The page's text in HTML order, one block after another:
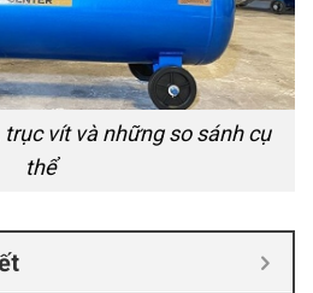
vít và những so sánh cụ
thể